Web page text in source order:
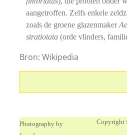
aangetroffen. Zelfs enkele
zoals de groene glazenmaker
stratiotata(orde vlinders,
Bron: Wikipedia
Photography by
Copyright